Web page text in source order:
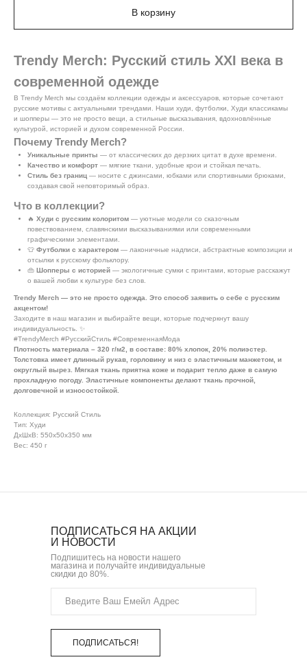
В корзину
Trendy Merch: Русский стиль XXI века в
современной одежде
В Trendy Merch мы создаём коллекции одежды и аксессуаров, которые сочетают
русские мотивы с актуальными трендами. Наши худи, футболки, Худи классикамы
и шопперы — это не просто вещи, а стильные высказывания, вдохновлённые
культурой, историей и духом современной России.
Почему Trendy Merch?
Уникальные принты — от классических до дерзких цитат в духе времени.
Качество и комфорт — мягкие ткани, удобные крои и стойкая печать.
Стиль без границ — носите с джинсами, юбками или спортивными брюками,
создавая свой неповторимый образ.
Что в коллекции?
🔥 Худи с русским колоритом — уютные модели со сказочным
повествованием, славянскими высказываниями или современными
графическими элементами.
👕 Футболки с характером — лаконичные надписи, абстрактные композиции и
отсылки к русскому фольклору.
👜 Шопперы с историей — экологичные сумки с принтами, которые расскажут
о вашей любви к культуре без слов.
Trendy Merch — это не просто одежда. Это способ заявить о себе с русским
акцентом!
Заходите в наш магазин и выбирайте вещи, которые подчеркнут вашу
индивидуальность. ✨
#TrendyMerch #РусскийСтиль #СовременнаяМода
Плотность материала – 320 г/м2, в составе: 80% хлопок, 20% полиэстер.
Толстовка имеет длинный рукав, горловину и низ с эластичным манжетом, и
округлый вырез. Мягкая ткань приятна коже и подарит тепло даже в самую
прохладную погоду. Эластичные компоненты делают ткань прочной,
долговечной и износостойкой.
Коллекция: Русский Стиль
Тип: Худи
ДxШxВ: 550x50x350 мм
Вес: 450 г
ПОДПИСАТЬСЯ НА АКЦИИ
И НОВОСТИ
Подпишитесь на новости нашего
магазина и получайте индивидуальные
скидки до 80%.
ПОДПИСАТЬСЯ!